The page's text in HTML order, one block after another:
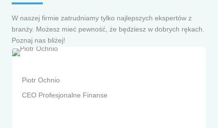
W naszej firmie zatrudniamy tylko najlepszych ekspertów z
branży. Możesz mieć pewność, że będziesz w dobrych rękach.
Poznaj nas bliżej!
Piotr Ochnio
CEO Profesjonalne Finanse